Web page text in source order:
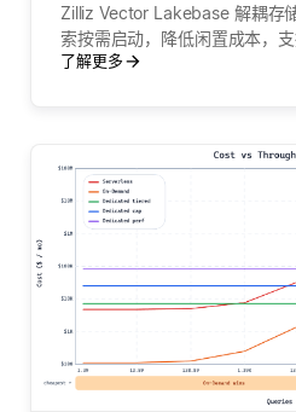
Zilliz Vector Lakebase 解耦存
索按需启动，降低闲置成本，支
了解更多